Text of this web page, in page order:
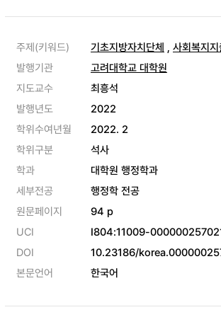
주제(키워드) 기초지방자치단체 , 사회복지
발행기관
고려대학교 대학원
지도교수
최흥석
발행년도
2022
학위수여년월
2022. 2
학위구분
석사
학과
대학원 행정학과
세부전공
행정학 전공
원문페이지
94 p
UCI
I804:11009-
DOI
10.23186/
본문언어
한국어